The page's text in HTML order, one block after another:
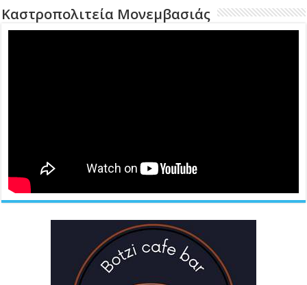
Καστροπολιτεία Μονεμβασιάς